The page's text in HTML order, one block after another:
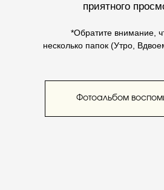
*Обратите внимание,
несколько папок (Утро,
приятного
Фотоальбом